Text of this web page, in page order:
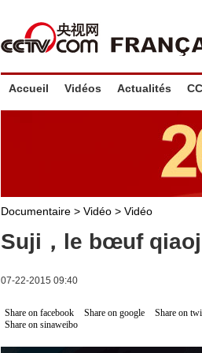
Accueil Vidéos Actualités
Documentaire > Vidéo > Vidéo
Suji，le bœuf
07-22-2015 09:40
Share on facebook Share on google
Share on
Share on sinaweibo